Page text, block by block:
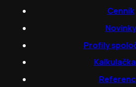
Cenník
Novinky
Profily
Kalkulačka